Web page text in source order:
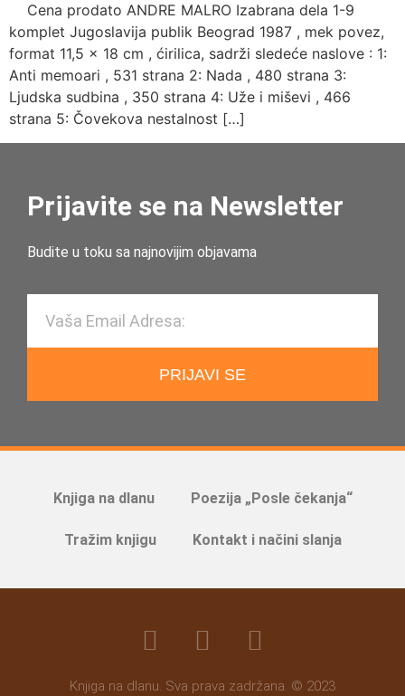
Cena prodato ANDRE MALRO Izabrana dela 1-9
komplet Jugoslavija publik Beograd 1987 , mek povez,
format 11,5 x 18 cm , ćirilica, sadrži sledeće naslove : 1:
Anti memoari , 531 strana 2: Nada , 480 strana 3:
Ljudska sudbina , 350 strana 4: Uže i miševi , 466
strana 5: Čovekova nestalnost […]
Prijavite se na Newsletter
Budite u toku sa najnovijim objavama
PRIJAVI SE
Knjiga na dlanu Poezija „Posle čekanja“
Tražim knjigu Kontakt i načini slanja
Knjiga na dlanu. Sva prava zadržana. © 2023